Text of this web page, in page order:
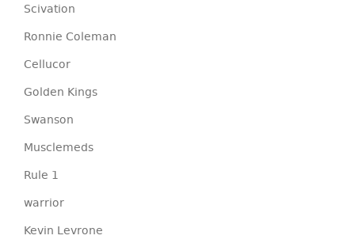
Scivation
Ronnie Coleman
Cellucor
Golden Kings
Swanson
Musclemeds
Rule 1
warrior
Kevin Levrone